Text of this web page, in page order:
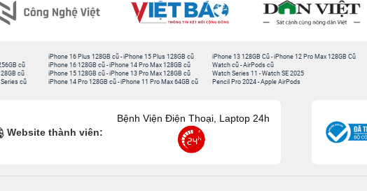
cũ
cũ
cũ
iPhone 16 Plus 128GB cũ -iPhone 15 Plus 128GB cũ
iPhone 16 128GB cũ -iPhone 14 Pro Max 128GB cũ
iPhone 15 128GB cũ -iPhone 13 Pro Max 128GB cũ
iPhone 14 Pro 128GB cũ -iPhone 11 Pro Max 64GB cũ
iPhone 13 128GB Cũ -iPhone 12 Pro Max 128GB Cũ
Watch cũ -AirPods cũ
Watch Series 11 -Watch SE 2025
Pencil Pro 2024 -Apple AirPods
Website thành viên:
Bệnh Viện Điện Thoại, Laptop 24h